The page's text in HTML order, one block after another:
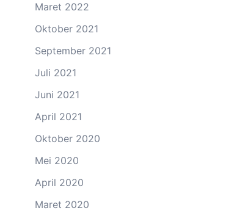
Maret 2022
Oktober 2021
September 2021
Juli 2021
Juni 2021
April 2021
Oktober 2020
Mei 2020
April 2020
Maret 2020